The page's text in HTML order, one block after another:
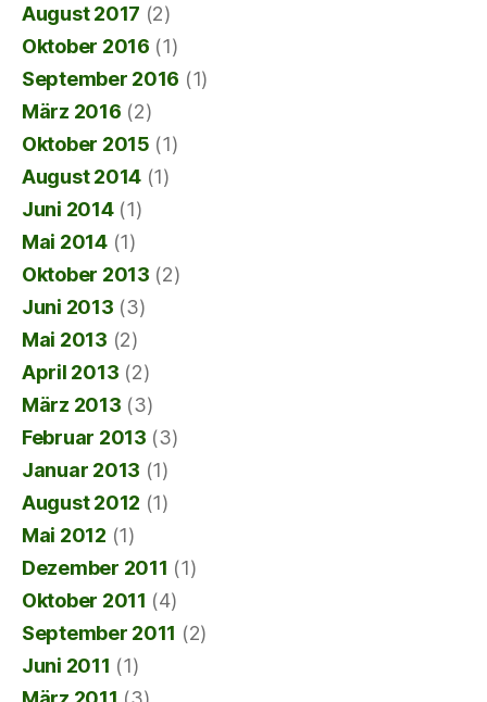
August 2017 (2)
Oktober 2016 (1)
September 2016 (1)
März 2016 (2)
Oktober 2015 (1)
August 2014 (1)
Juni 2014(1)
Mai 2014(1)
Oktober 2013 (2)
Juni 2013 (3)
Mai 2013 (2)
April 2013 (2)
März 2013 (3)
Februar 2013 (3)
Januar 2013 (1)
August 2012 (1)
Mai 2012 (1)
Dezember 2011 (1)
Oktober 2011 (4)
September 2011 (2)
Juni 2011 (1)